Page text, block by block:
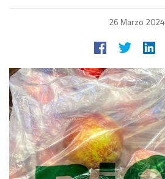
26 Marzo 2024